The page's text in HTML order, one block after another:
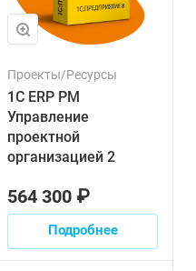
Проекты/Ресурсы
1С ERP PM
Управление
проектной
организацией 2
564 300 ₽
Подробнее